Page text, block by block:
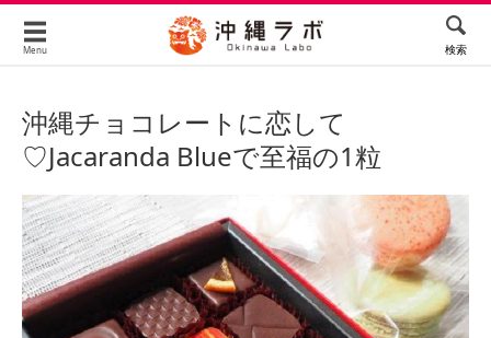
Menu 検索
沖縄チョコレートに恋して
♡Jacaranda Blueで至福の1粒